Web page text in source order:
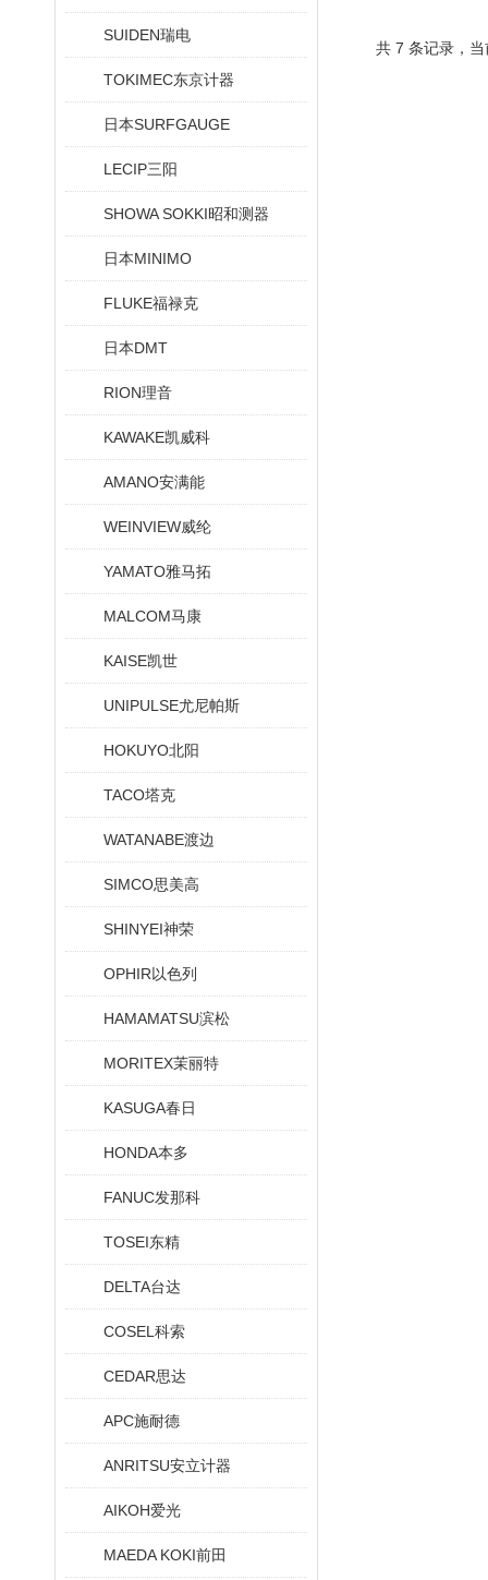
SUIDEN瑞电
TOKIMEC东京计器
日本SURFGAUGE
LECIP三阳
SHOWA SOKKI昭和测器
日本MINIMO
FLUKE福禄克
日本DMT
RION理音
KAWAKE凯威科
AMANO安满能
WEINVIEW威纶
YAMATO雅马拓
MALCOM马康
KAISE凯世
UNIPULSE尤尼帕斯
HOKUYO北阳
TACO塔克
WATANABE渡边
SIMCO思美高
SHINYEI神荣
OPHIR以色列
HAMAMATSU滨松
MORITEX茉丽特
KASUGA春日
HONDA本多
FANUC发那科
TOSEI东精
DELTA台达
COSEL科索
CEDAR思达
APC施耐德
ANRITSU安立计器
AIKOH爱光
MAEDA KOKI前田
共 7 条记录，